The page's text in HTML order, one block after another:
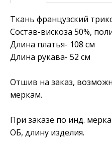
Ткань французский
Состав-вискоза 50%,
Длина платья- 108 см
Длина рукава- 52 см
Отшив на заказ,
меркам.
При заказе по инд.
ОБ, длину изделия.